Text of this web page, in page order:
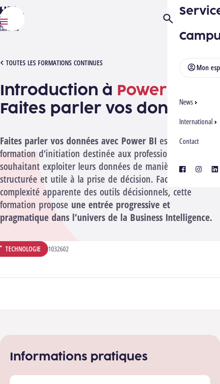
HELMo
Mon
News
International
Contact
facebook
Ouvrir/Fermer
TOUTES LES FORMATIONS CONTINUES
[1032602][2610] POWER BI
Introduction à Power BI
Faites parler vos données
Faites parler vos données avec Power BI est une
formation d’initiation destinée aux professionnels
souhaitant exploiter leurs données de manière claire,
structurée et utile à la prise de décision. Face à la
complexité apparente des outils décisionnels, cette
formation propose une entrée progressive et
pragmatique dans l’univers de la Business Intelligence.
:
TECHNOLOGIE CODE ANALYTIQUE :
1032602
Informations pratiques